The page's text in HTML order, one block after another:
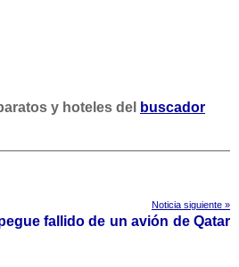
y hoteles del
buscador
Noticia siguiente »
fallido de un avión de Qatar